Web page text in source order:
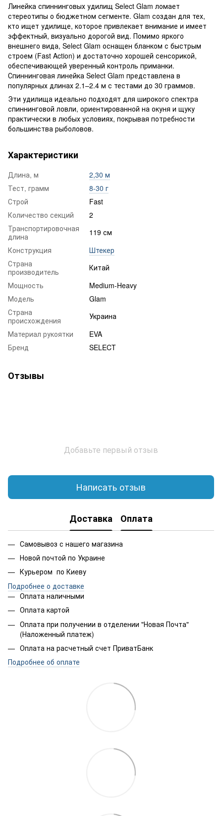
Линейка спиннинговых удилищ Select Glam ломает
стереотипы о бюджетном сегменте. Glam создан для тех,
кто ищет удилище, которое привлекает внимание и имеет
эффектный, визуально дорогой вид. Помимо яркого
внешнего вида, Select Glam оснащен бланком с быстрым
строем (Fast Action) и достаточно хорошей сенсорикой,
обеспечивающей уверенный контроль приманки.
Спиннинговая линейка Select Glam представлена ​​в
популярных длинах 2.1–2.4 м с тестами до 30 граммов.
Эти удилища идеально подходят для широкого спектра
спиннинговой ловли, ориентированной на окуня и щуку
практически в любых условиях, покрывая потребности
большинства рыболовов.
Характеристики
Длина, м
2,30 м
Тест, грамм
8-30 г
Строй
Fast
Количество секций
2
Транспортировочная
длина
119 см
Конструкция
Штекер
Страна
производитель
Китай
Мощность
Medium-Heavy
Модель
Glam
Страна
происхождения
Украина
Материал рукоятки
EVA
Бренд
SELECT
Отзывы
Добавьте первый отзыв
Написать отзыв
Доставка Оплата
Самовывоз с нашего магазина
Новой почтой по Украине
Курьером по Киеву
Подробнее о доставке
Оплата наличными
Оплата картой
Оплата при получении в отделении "Новая Почта"
(Наложенный платеж)
Оплата на расчетный счет ПриватБанк
Подробнее об оплате